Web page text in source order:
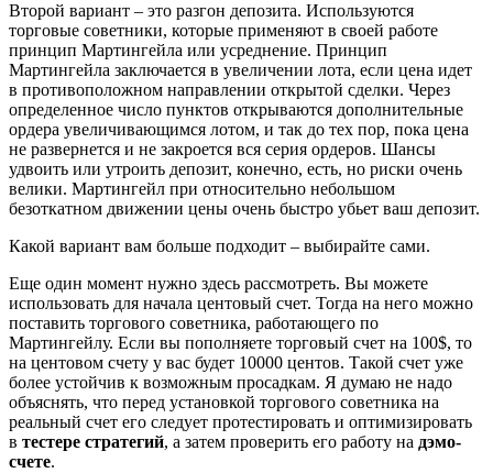
Второй вариант – это разгон депозита. Используются
торговые советники, которые применяют в своей работе
принцип Мартингейла или усреднение. Принцип
Мартингейла заключается в увеличении лота, если цена идет
в противоположном направлении открытой сделки. Через
определенное число пунктов открываются дополнительные
ордера увеличивающимся лотом, и так до тех пор, пока цена
не развернется и не закроется вся серия ордеров. Шансы
удвоить или утроить депозит, конечно, есть, но риски очень
велики. Мартингейл при относительно небольшом
безоткатном движении цены очень быстро убьет ваш депозит.
Какой вариант вам больше подходит – выбирайте сами.
Еще один момент нужно здесь рассмотреть. Вы можете
использовать для начала центовый счет. Тогда на него можно
поставить торгового советника, работающего по
Мартингейлу. Если вы пополняете торговый счет на 100$, то
на центовом счету у вас будет 10000 центов. Такой счет уже
более устойчив к возможным просадкам. Я думаю не надо
объяснять, что перед установкой торгового советника на
реальный счет его следует протестировать и оптимизировать
в тестере стратегий, а затем проверить его работу на дэмо-
счете.